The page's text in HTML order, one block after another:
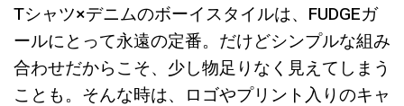
Tシャツ×デニムのボーイスタイルは、FUDGEガ
ールにとって永遠の定番。だけどシンプルな組み
合わせだからこそ、少し物足りなく見えてしまう
ことも。そんな時は、ロゴやプリント入りのキャ